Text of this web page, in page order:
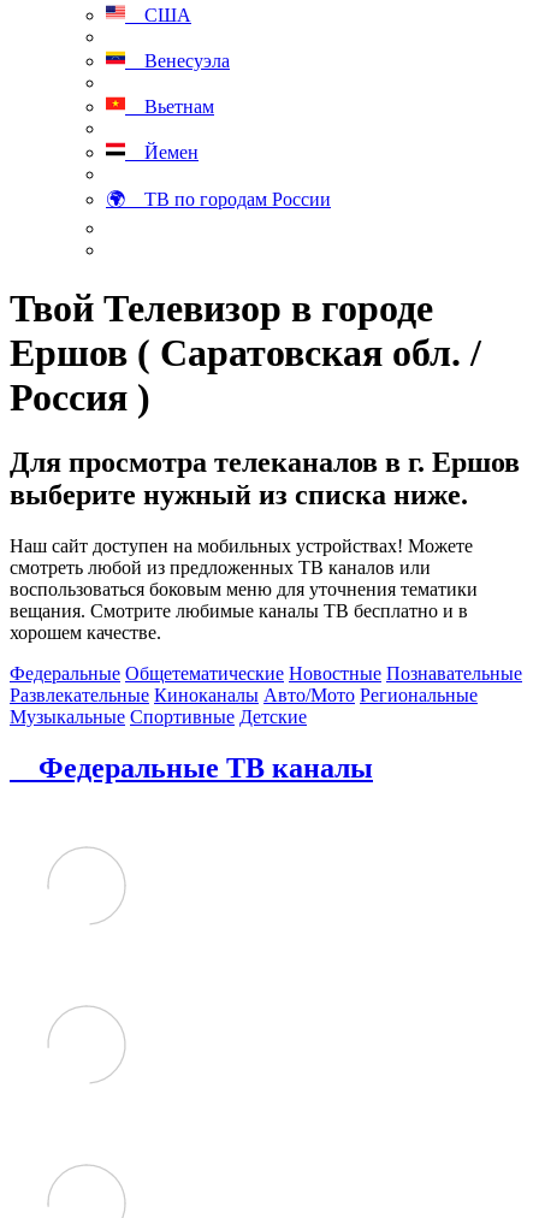
США
Венесуэла
Вьетнам
Йемен
🌍 ТВ по городам России
Твой Телевизор в городе
Ершов ( Саратовская обл. /
Россия )
Для просмотра телеканалов в г. Ершов
выберите нужный из списка ниже.
Наш сайт доступен на мобильных устройствах! Можете
смотреть любой из предложенных ТВ каналов или
воспользоваться боковым меню для уточнения тематики
вещания. Смотрите любимые каналы ТВ бесплатно и в
хорошем качестве.
Федеральные Общетематические Новостные Познавательные
Развлекательные Киноканалы Авто/Мото Региональные
Музыкальные Спортивные Детские
Федеральные ТВ каналы